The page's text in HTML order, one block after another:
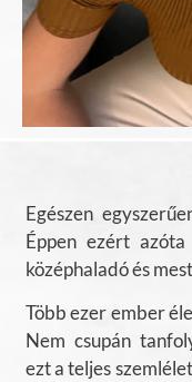
Egészen
Éppen ezért
középhaladó és
Több ezer ember
Nem csupán
ezt a teljes